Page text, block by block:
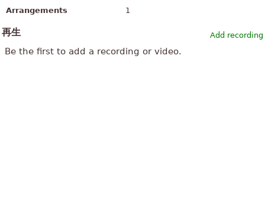
Arrangements
1
Add recording
再生
Be the first to add a recording or video.